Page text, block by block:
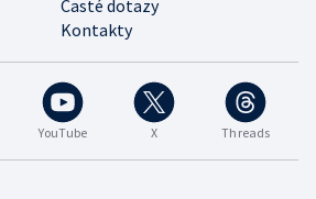
Časté dotazy
Kontakty
YouTube X Threads